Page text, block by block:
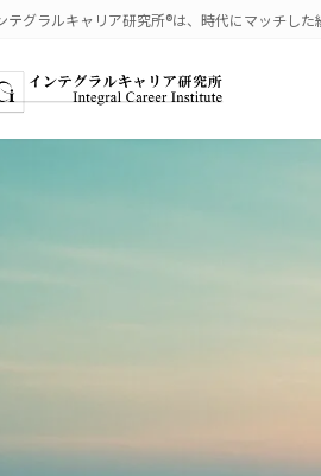
テグラルキャリア研究所®は、時代にマッチし